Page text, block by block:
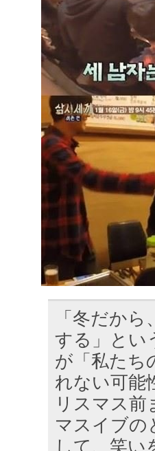
「冬だか
する」とい
が「私たち
れない可能
リスマス
マスイブの
して、笑い